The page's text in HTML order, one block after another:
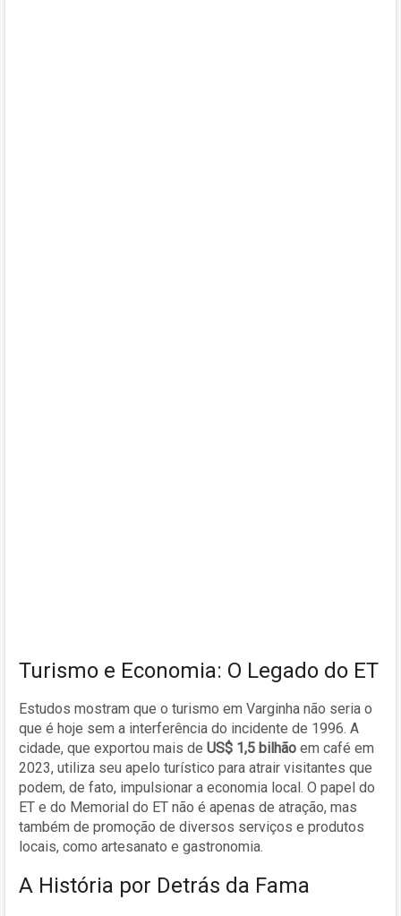
Turismo e Economia: O Legado do ET
Estudos mostram que o turismo em Varginha não seria o
que é hoje sem a interferência do incidente de 1996. A
cidade, que exportou mais de US$ 1,5 bilhão em café em
2023, utiliza seu apelo turístico para atrair visitantes que
podem, de fato, impulsionar a economia local. O papel do
ET e do Memorial do ET não é apenas de atração, mas
também de promoção de diversos serviços e produtos
locais, como artesanato e gastronomia.
A História por Detrás da Fama